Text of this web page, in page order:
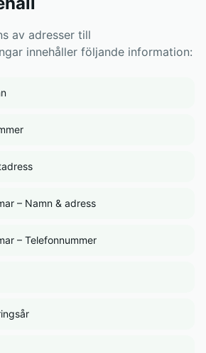
av adresser till
innehåller följande information:
– Namn & adress
– Telefonnummer